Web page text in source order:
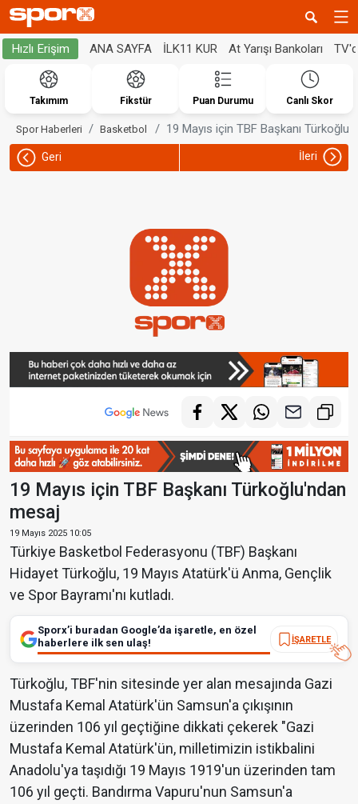
Hızlı Erişim ANA SAYFA İLK11 KUR At Yarışı Bankoları
Takımım Fikstür Puan Durumu Canlı Skor
Spor Haberleri Basketbol 19 Mayıs için TBF Başkanı
Geri İleri
19 Mayıs için TBF Başkanı Türkoğlu'ndan
mesaj
19 Mayıs 2025 10:05
Türkiye Basketbol Federasyonu (TBF) Başkanı
Hidayet Türkoğlu, 19 Mayıs Atatürk'ü Anma, Gençlik
ve Spor Bayramı'nı kutladı.
Sporx’i buradan Google’da işaretle, en özel
haberlere ilk sen ulaş!
İŞARETLE
Türkoğlu, TBF'nin sitesinde yer alan mesajında Gazi
Mustafa Kemal Atatürk'ün Samsun'a çıkışının
üzerinden 106 yıl geçtiğine dikkati çekerek "Gazi
Mustafa Kemal Atatürk'ün, milletimizin istikbalini
Anadolu'ya taşıdığı 19 Mayıs 1919'un üzerinden tam
106 yıl geçti. Bandırma Vapuru'nun Samsun'a